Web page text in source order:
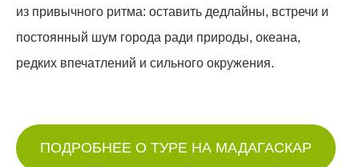
из привычного ритма: оставить дедлайны, встречи и
постоянный шум города ради природы, океана,
редких впечатлений и сильного окружения.
ПОДРОБНЕЕ О ТУРЕ НА МАДАГАСКАР